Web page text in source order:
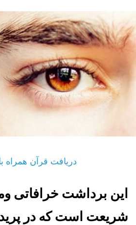
دریافت قرآن همراه
این برداشت خرافاتی
شریعت است که در